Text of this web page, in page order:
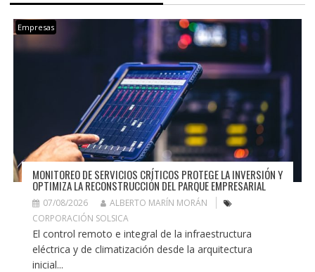
Empresas
MONITOREO DE SERVICIOS CRÍTICOS PROTEGE LA INVERSIÓN Y
OPTIMIZA LA RECONSTRUCCIÓN DEL PARQUE EMPRESARIAL
07/08/2026
ALBERTO MARÍN MORÁN
CORPORACIÓN SOLSICA
El control remoto e integral de la infraestructura
eléctrica y de climatización desde la arquitectura
inicial...